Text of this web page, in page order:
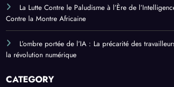
La Lutte Contre le Paludisme à l’Ère de
Contre la Montre Africaine
L’ombre portée de l’IA : La précarité des
la révolution numérique
CATEGORY